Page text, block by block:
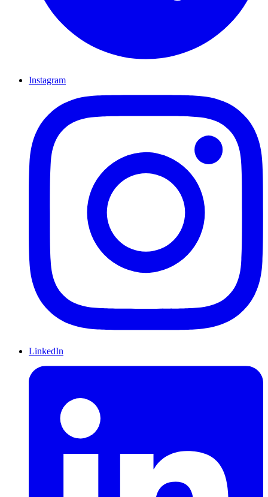
Instagram
LinkedIn